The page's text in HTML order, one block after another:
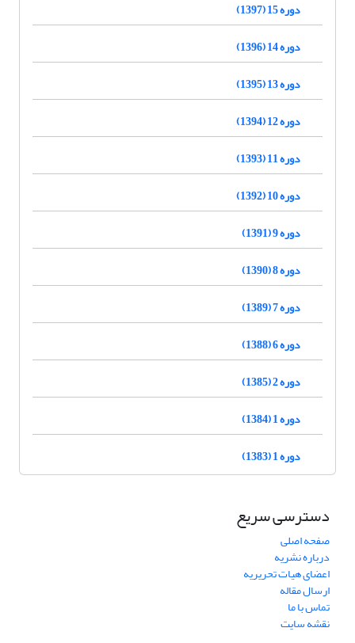
دوره 15 (1397)
دوره 14 (1396)
دوره 13 (1395)
دوره 12 (1394)
دوره 11 (1393)
دوره 10 (1392)
دوره 9 (1391)
دوره 8 (1390)
دوره 7 (1389)
دوره 6 (1388)
دوره 2 (1385)
دوره 1 (1384)
دوره 1 (1383)
دسترسی سریع
صفحه اصلی
درباره نشریه
اعضای هیات تحریریه
ارسال مقاله
تماس با ما
نقشه سایت